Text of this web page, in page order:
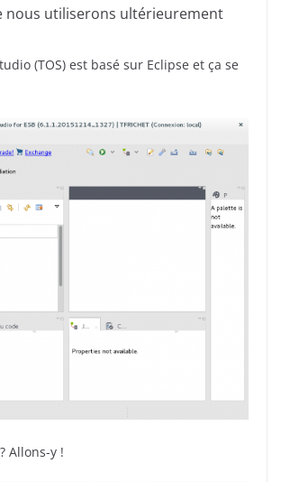
nous utiliserons ultérieurement
(TOS) est basé sur Eclipse et ça se
Allons-y !